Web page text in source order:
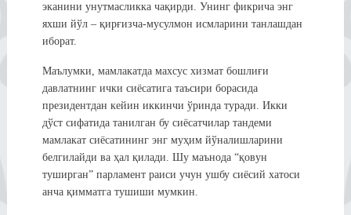
эканини унутмасликка чақирди. Унинг фикрича энг
яхши йўл – қирғизча-мусулмон исмларини танлашдан
иборат.
Маълумки, мамлакатда махсус хизмат бошлиғи
давлатнинг ички сиёсатига таъсири борасида
президентдан кейин иккинчи ўринда туради. Икки
дўст сифатида танилган бу сиёсатчилар тандеми
мамлакат сиёсатининг энг муҳим йўналишларини
белгилайди ва ҳал қилади. Шу маънода “қовун
туширган” парламент раиси учун ушбу сиёсий хатоси
анча қимматга тушиши мумкин.